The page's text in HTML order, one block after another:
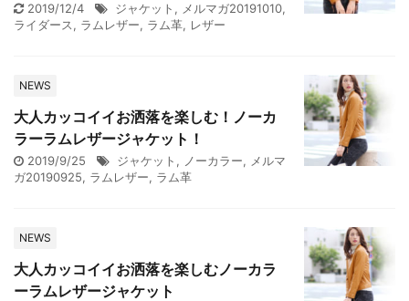
2019/12/4 ジャケット , メルマガ20191010,
ライダース, ラムレザー, ラム革, レザー
NEWS
大人カッコイイお洒落を楽しむ！ノーカ
ラーラムレザージャケット！
2019/9/25 ジャケット , ノーカラー, メルマ
ガ20190925, ラムレザー, ラム革
NEWS
大人カッコイイお洒落を楽しむノーカラ
ーラムレザージャケット